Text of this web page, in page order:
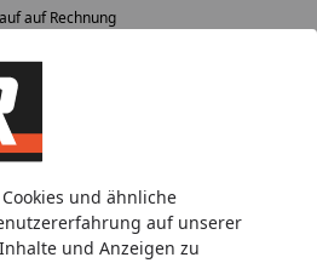
und ähnliche
auf unserer
und Anzeigen zu
Spare 5€ bei Newsletter
und 11 Stunden
EVOLIFT® Zentralständer
von BTR!